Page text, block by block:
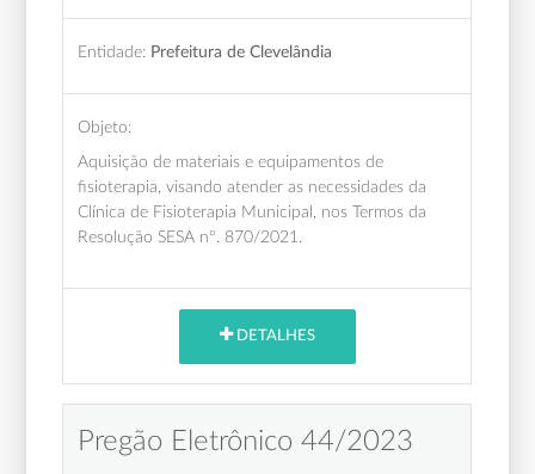
Entidade: Prefeitura de Clevelândia
Objeto:
Aquisição de materiais e equipamentos de
fisioterapia, visando atender as necessidades da
Clínica de Fisioterapia Municipal, nos Termos da
Resolução SESA nº. 870/2021.
DETALHES
Pregão Eletrônico 44/2023